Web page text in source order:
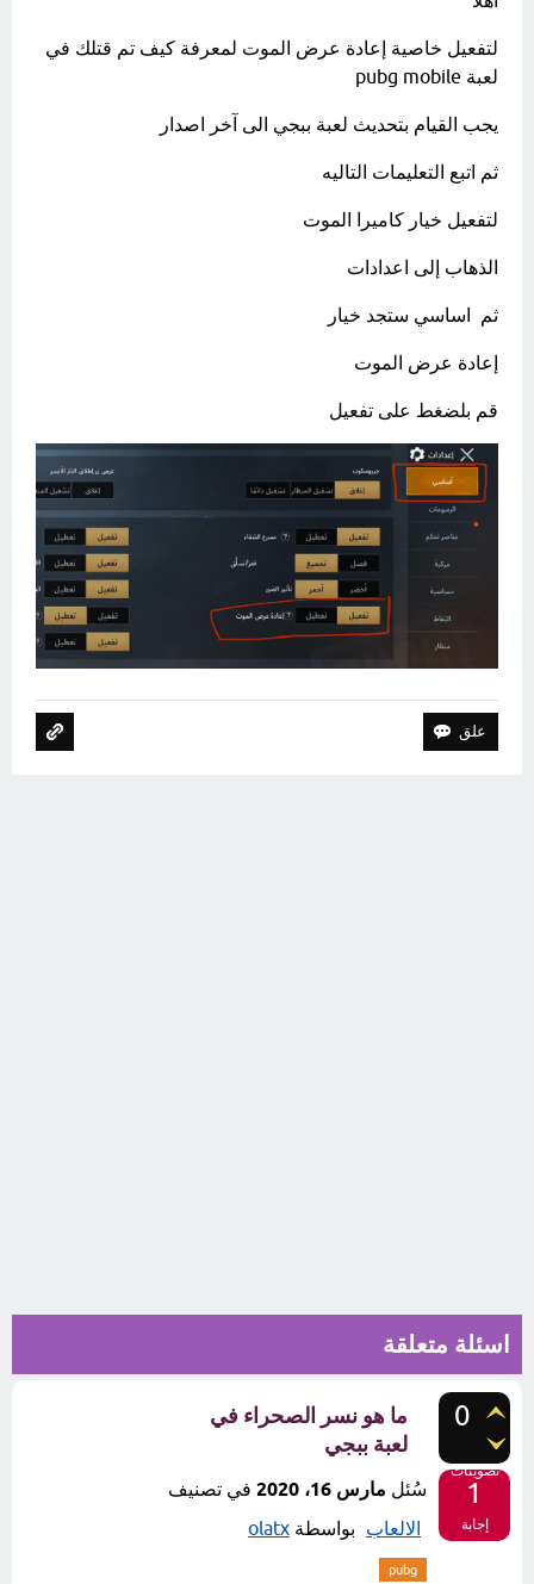
لتفعيل خاصية إعادة عرض الموت لمعرفة كيف تم قتلك في
لعبة pubg mobile
يجب القيام بتحديث لعبة ببجي الى آخر اصدار
ثم اتبع التعليمات التاليه
‏لتفعيل خيار كاميرا الموت
الذهاب إلى اعدادات
ثم اساسي ستجد خيار
إعادة عرض الموت
قم بلضغط على تفعيل
اسئلة متعلقة
0
تصويتات
1
إجابة
ما هو نسر الصحراء في
لعبة ببجي
سُئل مارس 16، 2020
في تصنيف
الالعاب
بواسطة olatx
pubg